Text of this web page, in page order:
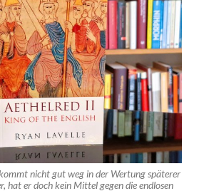
nicht gut weg in der Wertung späterer
hat er doch kein Mittel gegen die endlosen